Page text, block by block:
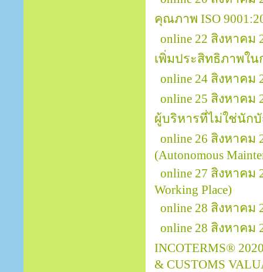
คุณภาพ ISO
online 22 สิงหาค
เพิ่มประสิทธิภาพใน
online 24 สิงหาค
online 25 สิงหาคม
ผู้บริหารที่ไม่ใช่นัก
online 26 สิงหาคม
(Autonomous
online 27 สิงหาคม
Working Place)
online 28 สิงหาคม
online 28 สิงหาคม
INCOTERMS®
& CUSTOMS